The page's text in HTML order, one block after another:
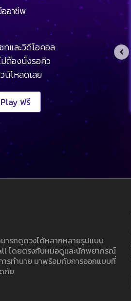
อาชีพ
และวิดีโอคอล
ต้องนั่งรอคิว
น์โหลดเลย
ฟรี
ารถดูดวงได้หลากหลายรูปแบบ
โดยตรงกับหมอดูและนักพยากรณ์
รทำนาย มาพร้อมกับการออกแบบที่
ภัย